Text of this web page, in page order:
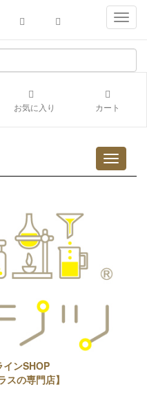
お気に入り カート
インSHOP
スの専門店】